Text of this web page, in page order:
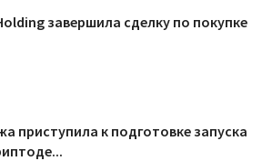
завершила сделку по покупке
приступила к подготовке запуска